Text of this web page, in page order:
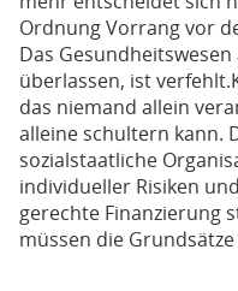
Ordnung Vorrang vor
Das
überlassen, ist
das niemand allein
alleine schultern kann.
sozialstaatliche
individueller Risiken
gerechte Finanzierung
müssen die